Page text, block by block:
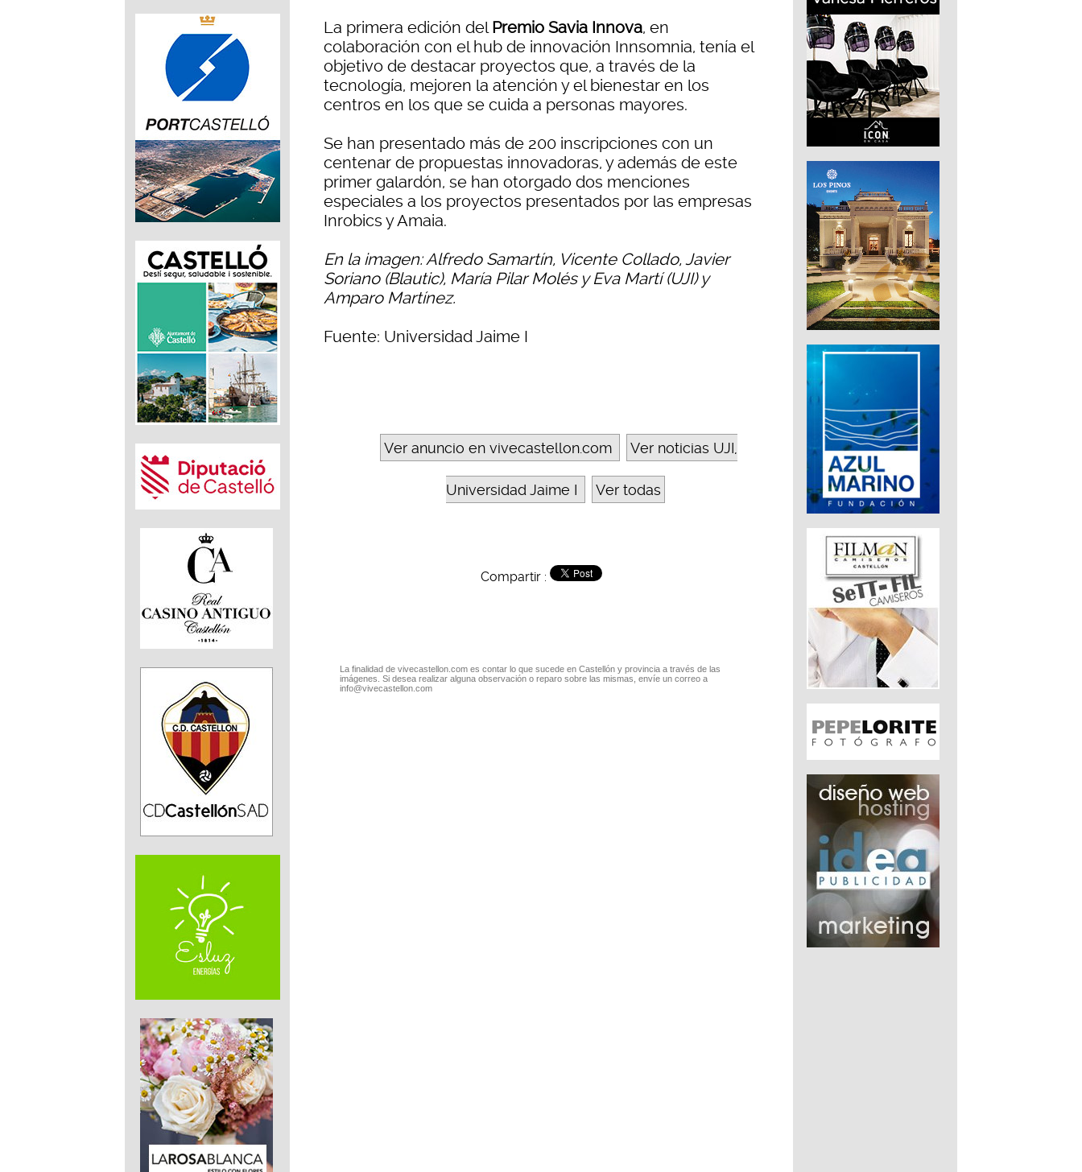
La primera edición delPremio Savia Innova, en
colaboración con el hub de innovación Innsomnia, tenía el
objetivo de destacar proyectos que, a través de la
tecnología, mejoren la atención y el bienestar en los
centros en los que se cuida a personas mayores.
Se han presentado más de 200 inscripciones con un
centenar de propuestas innovadoras, y además de este
primer galardón, se han otorgado dos menciones
especiales a los proyectos presentados por las empresas
Inrobics y Amaia.
En la imagen: Alfredo Samartín, Vicente Collado, Javier
Soriano (Blautic), María Pilar Molés y Eva Martí (UJI) y
Amparo Martínez.
Fuente: Universidad Jaime I
Ver anuncio en vivecastellon.com Ver noticias UJI,
Universidad Jaime I Ver todas
Compartir :
La finalidad de vivecastellon.com es contar lo que sucede en Castellón y provincia a través de las
imágenes. Si desea realizar alguna observación o reparo sobre las mismas, envíe un correo a
info@vivecastellon.com